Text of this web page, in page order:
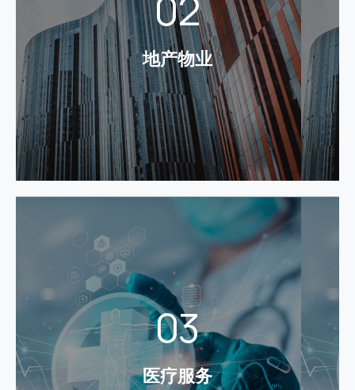
地产物业
性，给客户带来更多便利。助力地产物业集团打造属
于自身网络服务平台，便于实现物业缴费、购物、社
区服务。
了解更多
03
医疗服务
医疗服务
统一支付平台，是医疗服务机构开展网络化服务的基
础条件。基于统一支付平台，医院可提升各交易场景
应用，例如：线上挂号缴费、自助机缴费、窗口收费
等。并实现HIS订单、支付订单、资金结算的统一对账
与核对， 实现账务数据的统一，从而提升医院对账方